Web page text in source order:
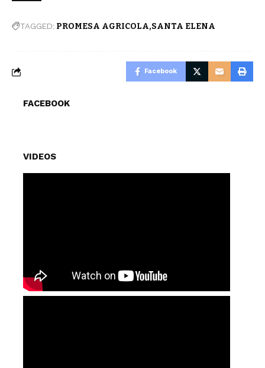
TAGGED: PROMESA AGRICOLA SANTA ELENA
Facebook
FACEBOOK
VIDEOS